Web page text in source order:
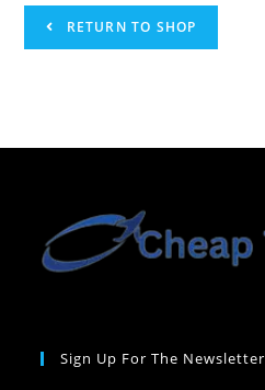
RETURN TO SHOP
Sign Up For The Newsletter